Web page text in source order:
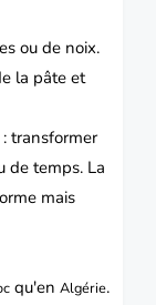
ou de noix.
la pâte et
: transformer
de temps. La
mais
qu'en Algérie.